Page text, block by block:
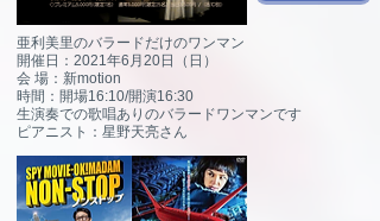
亜利美里のバラードだけのワンマン
開催日：2021年6月20日（日）
会 場：新motion
時間：開場16:10/開演16:30
生演奏での歌唱ありのバラードワンマンです
ピアニスト：星野天亮さん